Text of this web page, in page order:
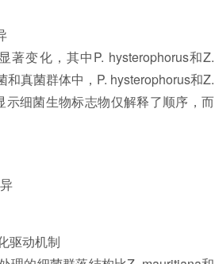
变化，其中P. hysterophorus和Z.
真菌群体中，P. hysterophorus和Z.
细菌生物标志物仅解释了顺序，而
驱动机制